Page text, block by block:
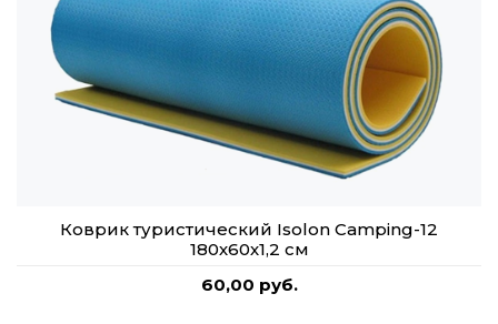
Коврик туристический Isolon Camping-12
180х60х1,2 см
60,00 руб.